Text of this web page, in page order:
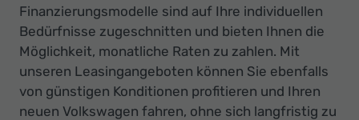
Finanzierungsmodelle sind auf Ihre individuellen
Bedürfnisse zugeschnitten und bieten Ihnen die
Möglichkeit, monatliche Raten zu zahlen. Mit
unseren Leasingangeboten können Sie ebenfalls
von günstigen Konditionen profitieren und Ihren
neuen Volkswagen fahren, ohne sich langfristig zu